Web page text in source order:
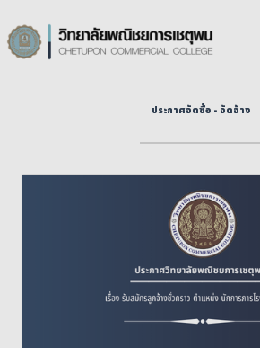
ประกาศจัดซื้อ - จัดจ้าง